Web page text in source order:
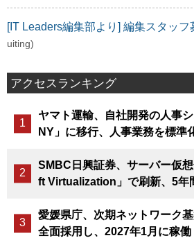
[IT Leaders編集部より] 編集スタッ
uiting)
アクセスランキング
ヤマト運輸、自社開発の人事
NY」に移行、人事業務を標準
SMBC日興証券、サーバー仮
ft Virtualization」で刷新、5年
愛媛県庁、次期ネットワーク
全面採用し、2027年1月に稼働